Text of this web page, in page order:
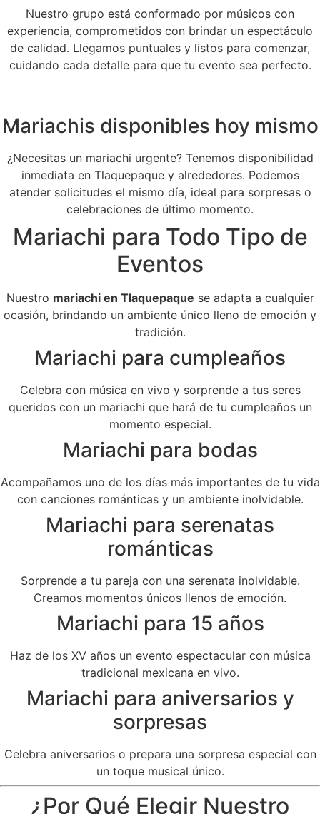
Nuestro grupo está conformado por músicos con
experiencia, comprometidos con brindar un espectáculo
de calidad. Llegamos puntuales y listos para comenzar,
cuidando cada detalle para que tu evento sea perfecto.
Mariachis disponibles hoy mismo
¿Necesitas un mariachi urgente? Tenemos disponibilidad
inmediata en Tlaquepaque y alrededores. Podemos
atender solicitudes el mismo día, ideal para sorpresas o
celebraciones de último momento.
Mariachi para Todo Tipo de
Eventos
Nuestro mariachi en Tlaquepaque se adapta a cualquier
ocasión, brindando un ambiente único lleno de emoción y
tradición.
Mariachi para cumpleaños
Celebra con música en vivo y sorprende a tus seres
queridos con un mariachi que hará de tu cumpleaños un
momento especial.
Mariachi para bodas
Acompañamos uno de los días más importantes de tu vida
con canciones románticas y un ambiente inolvidable.
Mariachi para serenatas
románticas
Sorprende a tu pareja con una serenata inolvidable.
Creamos momentos únicos llenos de emoción.
Mariachi para 15 años
Haz de los XV años un evento espectacular con música
tradicional mexicana en vivo.
Mariachi para aniversarios y
sorpresas
Celebra aniversarios o prepara una sorpresa especial con
un toque musical único.
¿Por Qué Elegir Nuestro